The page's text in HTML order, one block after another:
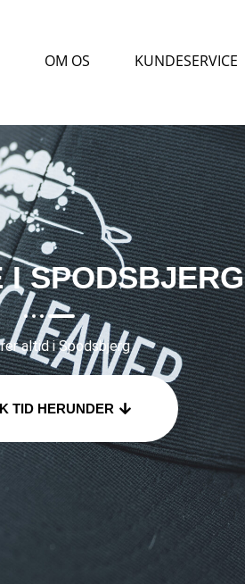
OM OS KUNDESERVICE
SPODSBJERG
altid i Spodsbjerg
TID HERUNDER